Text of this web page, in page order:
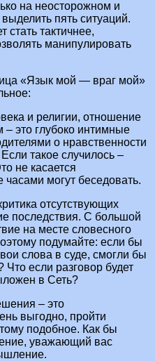
на неосторожном и
пять ситуаций.
тактичнее,
манипулировать
«Язык мой — враг мой»
и религии, отношение
– это глубоко интимные
о нравственности
такое случилось –
не касается
могут беседовать.
отсутствующих
последствия. С большой
на месте словесного
подумайте: если бы
слова в суде, смогли бы
Что если разговор будет
в Сеть?
– это
выгодно, пройти
подобное. Как бы
уважающий вас